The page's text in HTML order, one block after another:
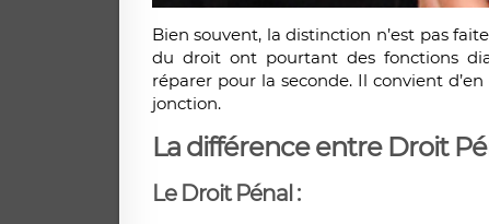
Bien souvent, la distinction n’est pas
du droit ont pourtant des fonctions
réparer pour la seconde. Il convient
jonction.
La différence entre Droit
Le Droit Pénal :